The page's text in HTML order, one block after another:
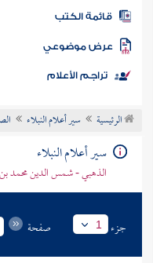
المكتبة
الكتب
موضوعي
تراجم الأعلام
الرئيسية سير أعلام النبلاء
سير أعلام النبلاء
الذهبي - شمس الدين محمد
جزء 1 صفحة